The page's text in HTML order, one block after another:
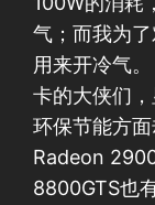
气；而我为
用来开冷气
卡的大侠们
环保节能方
Radeon
8800GTS也